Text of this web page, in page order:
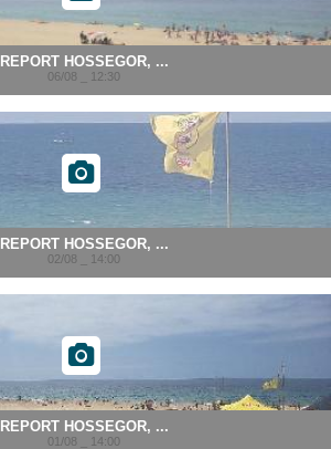
REPORT HOSSEGOR, ...
06/08 _ 12:30
REPORT HOSSEGOR, ...
02/08 _ 14:00
REPORT HOSSEGOR, ...
01/08 _ 14:00